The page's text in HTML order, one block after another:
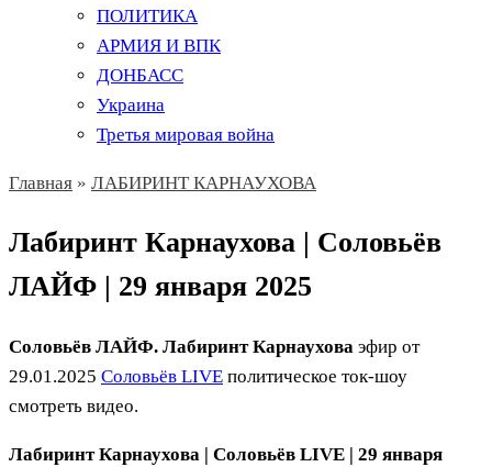
ПОЛИТИКА
АРМИЯ И ВПК
ДОНБАСС
Украина
Третья мировая война
Главная » ЛАБИРИНТ КАРНАУХОВА
Лабиринт Карнаухова | Соловьёв
ЛАЙФ | 29 января 2025
Соловьёв ЛАЙФ. Лабиринт Карнаухова эфир от
29.01.2025 Соловьёв LIVE политическое ток-шоу
смотреть видео.
Лабиринт Карнаухова | Соловьёв LIVE | 29 января